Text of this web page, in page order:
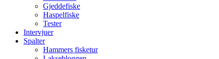
Gjeddefiske
Haspelfiske
Tester
Intervjuer
Spalter
Hammers fisketur